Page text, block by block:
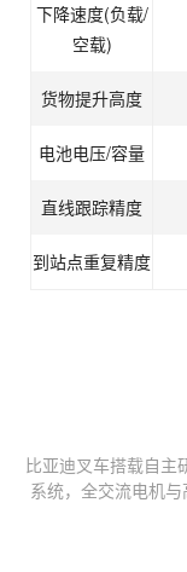
下降速度(负载/
空载)
货物提升高度
电池电压/容量
直线跟踪精度
到站点重复精度
比亚迪叉车搭载自主
系统，全交流电机与